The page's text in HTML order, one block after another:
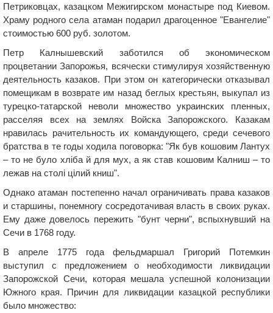
Петриковцах, казацком Межигирском монастыре под Киевом.
Храму родного села атаман подарил драгоценное "Евангелие"
стоимостью 600 руб. золотом.
Петр Калнышевский заботился об экономическом
процветании Запорожья, всячески стимулируя хозяйственную
деятельность казаков. При этом он категорически отказывал
помещикам в возврате им назад беглых крестьян, выкупал из
турецко-татарской неволи множество украинских пленных,
расселяя всех на землях Войска Запорожского. Казакам
нравилась рачительность их командующего, среди сечевого
братства в те годы ходила поговорка: "Як був кошовим Лантух
– то не було хліба й для мух, а як став кошовим Калниш – то
лежав на столі цілий книш".
Однако атаман постепенно начал ограничивать права казаков
и старшины, понемногу сосредотачивая власть в своих руках.
Ему даже довелось пережить "бунт черни", вспыхнувший на
Сечи в 1768 году.
В апреле 1775 года фельдмаршал Григорий Потемкин
выступил с предложением о необходимости ликвидации
Запорожской Сечи, которая мешала успешной колонизации
Южного края. Причин для ликвидации казацкой республики
было множество: